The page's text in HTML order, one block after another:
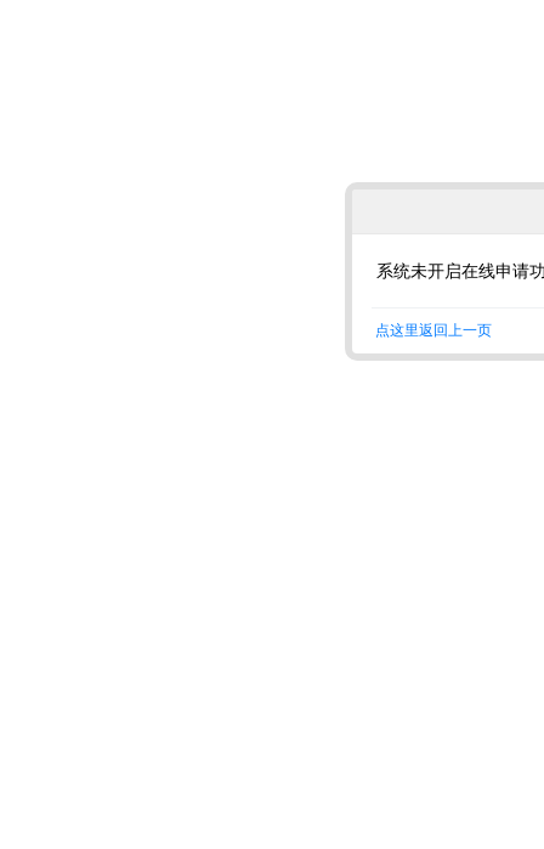
系统未开启在线申请
点这里返回上一页